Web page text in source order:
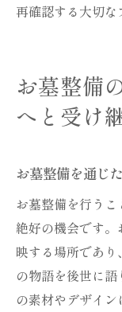
再確認する大切な
お墓整備
へと受け
お墓整備を通じ
お墓整備を行う
絶好の機会です
映する場所であ
の物語を後世に
の素材やデザイ